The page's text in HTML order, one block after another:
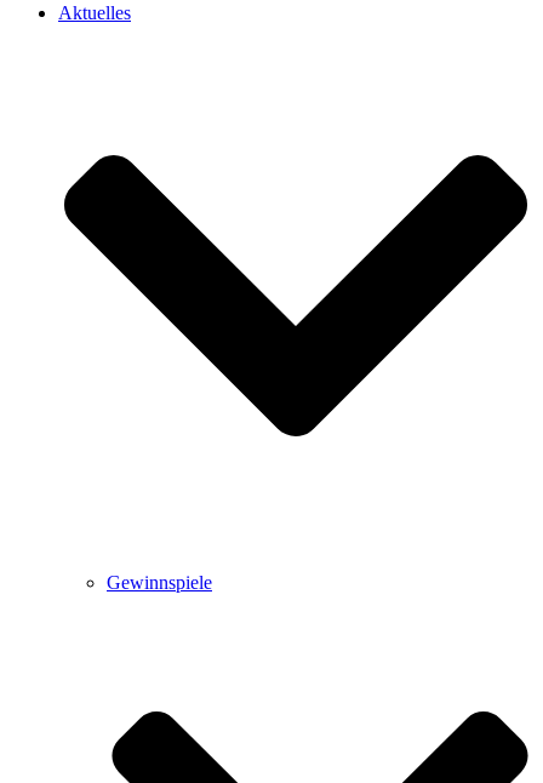
Aktuelles
Gewinnspiele